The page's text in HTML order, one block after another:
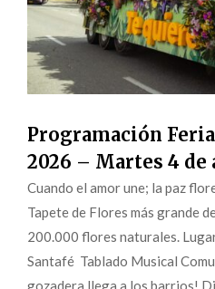
Programación
2026 – Martes 4 de
Cuando el amor une; la paz
Tapete de Flores más grande
200.000 flores naturales.
Santafé Tablado Musical
gozadera llega a los barrios!
leer